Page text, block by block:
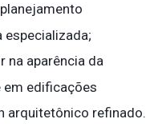
especializada;
na aparência da
em edificações
arquitetônico refinado.